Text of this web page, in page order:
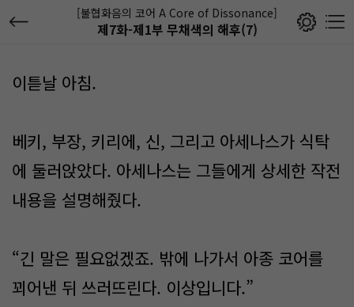
[불협화음의 코어 A Core of Dissonance]
제7화-제1부 무채색의 해후(7)
이튿날 아침.
베키, 부장, 키리에, 신, 그리고 아세나스가 식탁
에 둘러앉았다. 아세나스는 그들에게 상세한 작전
내용을 설명해줬다.
“긴 말은 필요없겠죠. 밖에 나가서 아종 코어를
꾀어낸 뒤 쓰러뜨린다. 이상입니다.”